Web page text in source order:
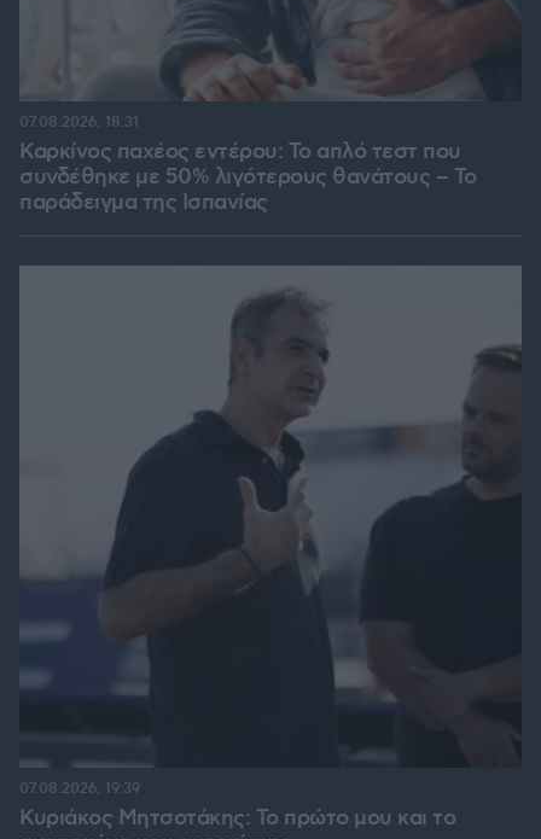
Καρκίνος παχέος εντέρου: Το απλό τεστ που
συνδέθηκε με 50% λιγότερους θανάτους – Το
παράδειγμα της Ισπανίας
07.08.2026, 18:31
Κυριάκος Μητσοτάκης: Το πρώτο μου και το
07.08.2026, 19:39